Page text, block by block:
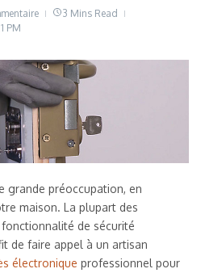
3 Mins Read
PM
grande préoccupation, en
maison. La plupart des
de sécurité
de faire appel à un artisan
électronique professionnel pour